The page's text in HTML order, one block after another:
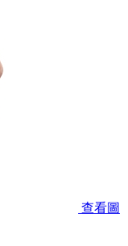
查看圖